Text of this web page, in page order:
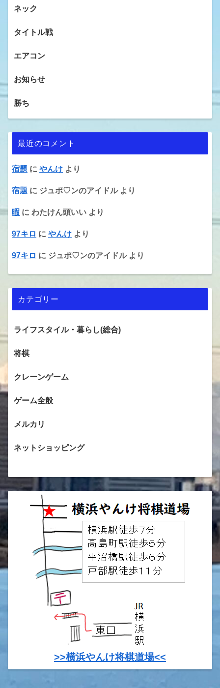
ネック
タイトル戦
エアコン
お知らせ
勝ち
最近のコメント
宿題 に やんけ より
宿題 に ジュポ♡ンのアイドルより
暇 に わたけん頭いい より
97キロ に やんけ より
97キロ に ジュポ♡ンのアイドルより
カテゴリー
ライフスタイル・暮らし(総合)
将棋
クレーンゲーム
ゲーム全般
メルカリ
ネットショッピング
>>横浜やんけ将棋道場<<